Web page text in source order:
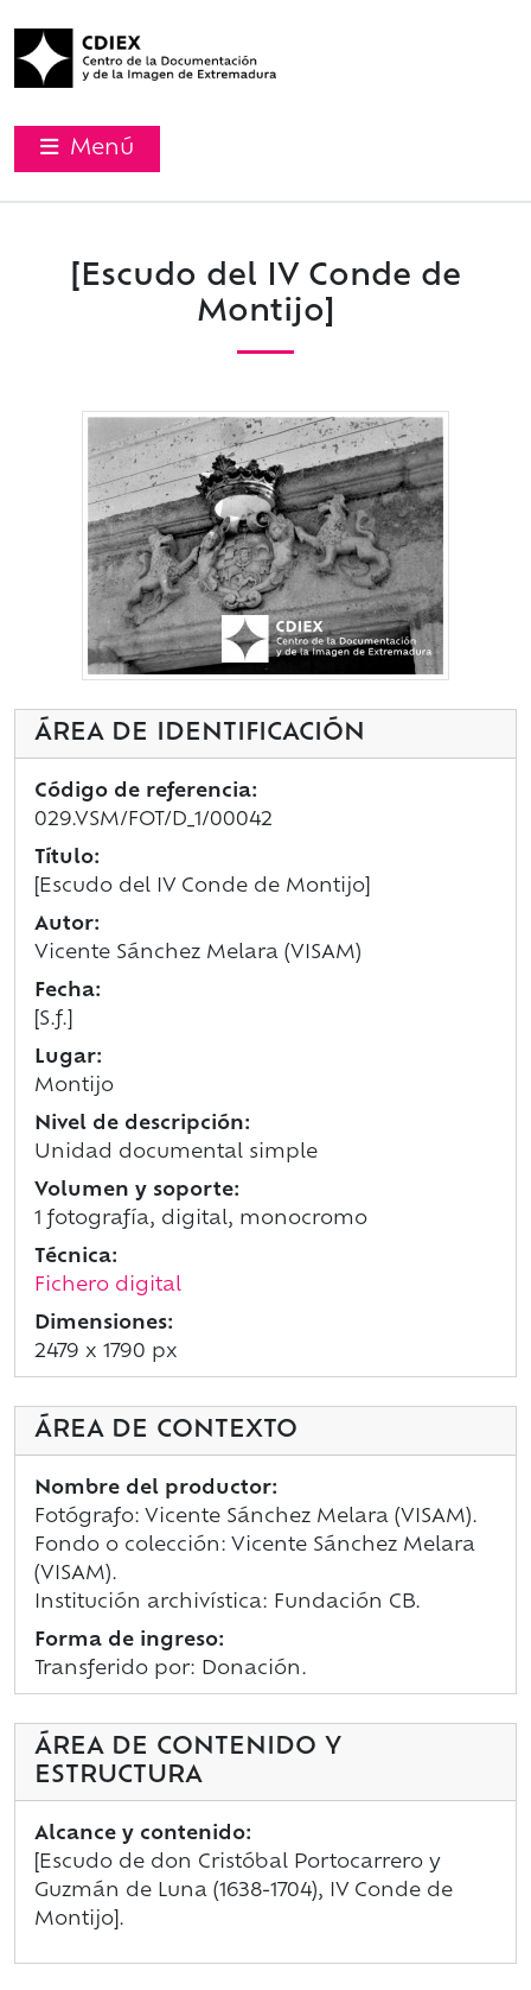
Menú
[Escudo del IV Conde de
Montijo]
ÁREA DE IDENTIFICACIÓN
Código de referencia:
029.VSM/FOT/D_1/00042
Título:
[Escudo del IV Conde de Montijo]
Autor:
Vicente Sánchez Melara (VISAM)
Fecha:
[S.f.]
Lugar:
Montijo
Nivel de descripción:
Unidad documental simple
Volumen y soporte:
1 fotografía, digital, monocromo
Técnica:
Fichero digital
Dimensiones:
2479 x 1790 px
ÁREA DE CONTEXTO
Nombre del productor:
Fotógrafo: Vicente Sánchez Melara (VISAM).
Fondo o colección: Vicente Sánchez Melara
(VISAM).
Institución archivística: Fundación CB.
Forma de ingreso:
Transferido por: Donación.
ÁREA DE CONTENIDO Y
ESTRUCTURA
Alcance y contenido:
[Escudo de don Cristóbal Portocarrero y
Guzmán de Luna (1638-1704), IV Conde de
Montijo].